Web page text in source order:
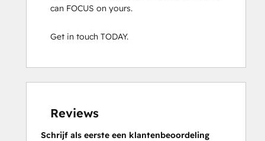
can FOCUS on yours.
Get in touch TODAY.
Reviews
Schrijf als eerste een klantenbeoordeling